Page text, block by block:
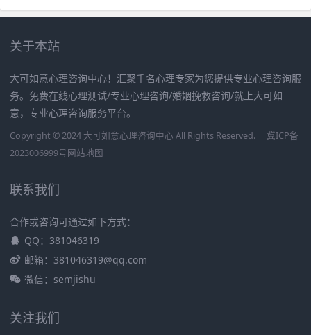
关于本站
大可如意心理咨询中心！汇聚千名心理专家为您提供专业心理咨询服
务。免费在线心理测试/专业心理咨询/婚姻挽救咨询/就上大可如
意，专业心理咨询服务平台。
Copyright © 2024 大可如意心理咨询中心 All Rights Reserved.
冀ICP备
2023006999号网站地图
联系我们
合作或咨询可通过如下方式：
QQ：381046319
邮箱：381046319@qq.com
微信：semjishu
关注我们